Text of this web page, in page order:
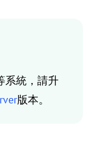
系統，請升
版本。